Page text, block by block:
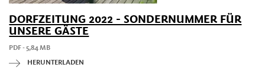
DORFZEITUNG 2022 - SONDERNUMMER FÜR
UNSERE GÄSTE
PDF - 5,84 MB
HERUNTERLADEN